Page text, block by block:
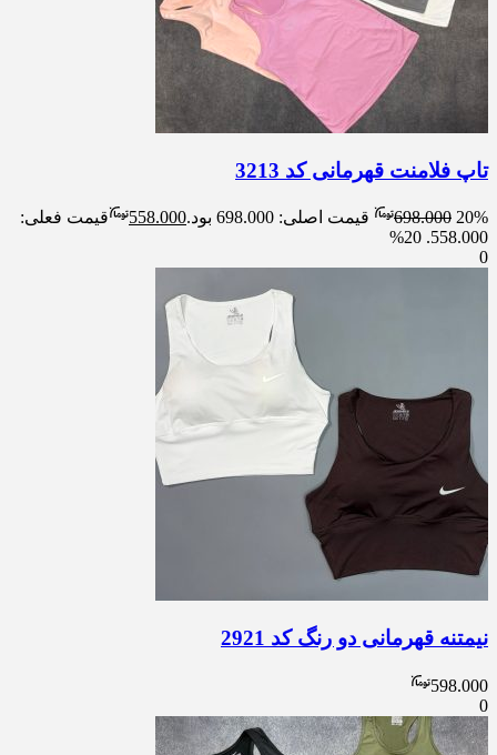
تاپ فلامنت قهرمانی کد 3213
20%
698.000 قیمت اصلی: 698.000 بود. 558.000
قیمت فعلی:
558.000.
20%
0
نیمتنه قهرمانی دو رنگ کد 2921
598.000
0